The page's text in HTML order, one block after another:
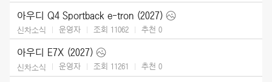
아우디 Q4 Sportback e-tron (2027)
신차소식 운영자 조회 11062 추천 0
아우디 E7X (2027)
신차소식 운영자 조회 11261 추천 0